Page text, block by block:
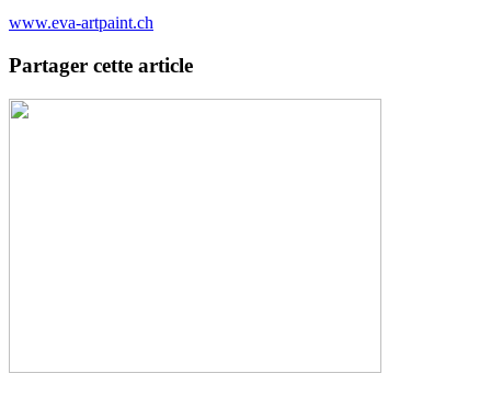
www.eva-artpaint.ch
Partager cette article